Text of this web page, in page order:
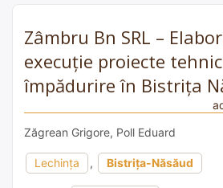
Zâmbru Bn SRL –
execuție proiecte
împădurire în Bistrița
Zăgrean Grigore, Poll Eduard
Lechința , Bistrița-Năsăud